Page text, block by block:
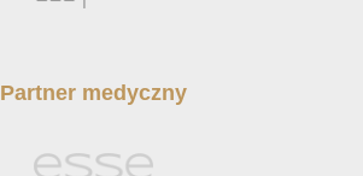
Partner medyczny